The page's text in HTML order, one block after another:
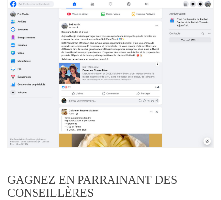
GAGNEZ EN PARRAINANT DES
CONSEILLÈRES